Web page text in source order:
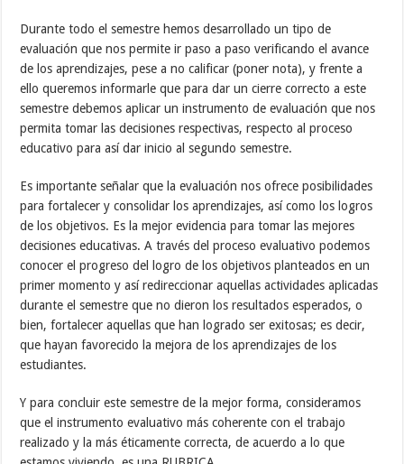
Durante todo el semestre hemos desarrollado un tipo de
evaluación que nos permite ir paso a paso verificando el avance
de los aprendizajes, pese a no calificar (poner nota), y frente a
ello queremos informarle que para dar un cierre correcto a este
semestre debemos aplicar un instrumento de evaluación que nos
permita tomar las decisiones respectivas, respecto al proceso
educativo para así dar inicio al segundo semestre.
Es importante señalar que la evaluación nos ofrece posibilidades
para fortalecer y consolidar los aprendizajes, así como los logros
de los objetivos. Es la mejor evidencia para tomar las mejores
decisiones educativas. A través del proceso evaluativo podemos
conocer el progreso del logro de los objetivos planteados en un
primer momento y así redireccionar aquellas actividades aplicadas
durante el semestre que no dieron los resultados esperados, o
bien, fortalecer aquellas que han logrado ser exitosas; es decir,
que hayan favorecido la mejora de los aprendizajes de los
estudiantes.
Y para concluir este semestre de la mejor forma, consideramos
que el instrumento evaluativo más coherente con el trabajo
realizado y la más éticamente correcta, de acuerdo a lo que